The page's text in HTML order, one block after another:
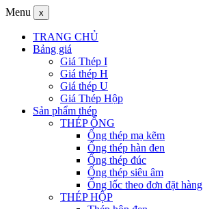
Menu x
TRANG CHỦ
Bảng giá
Giá Thép I
Giá thép H
Giá thép U
Giá Thép Hộp
Sản phẩm thép
THÉP ỐNG
Ống thép mạ kẽm
Ống thép hàn đen
Ống thép đúc
Ống thép siêu âm
Ống lốc theo đơn đặt hàng
THÉP HỘP